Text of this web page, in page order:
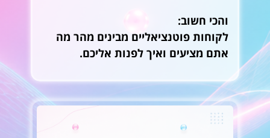
והכי חשוב:
לקוחות פוטנציאליים מבינים מהר מה
אתם מציעים ואיך לפנות אליכם.